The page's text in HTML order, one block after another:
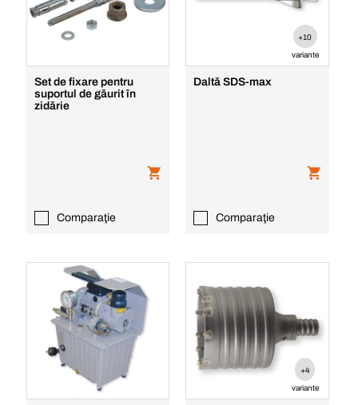
Set de fixare pentru
suportul de găurit în
zidărie
Comparaţie
+10
variante
Daltă SDS-max
Comparaţie
+4
variante